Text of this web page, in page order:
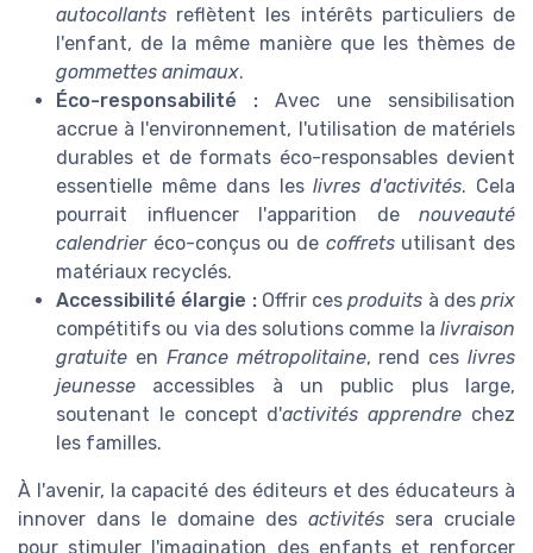
autocollants reflètent les intérêts particuliers de
l'enfant, de la même manière que les thèmes de
gommettes animaux.
Éco-responsabilité : Avec une sensibilisation
accrue à l'environnement, l'utilisation de matériels
durables et de formats éco-responsables devient
essentielle même dans leslivres d'activités. Cela
pourrait influencer l'apparition de nouveauté
calendrieréco-conçus ou de coffretsutilisant des
matériaux recyclés.
Accessibilité élargie :Offrir cesproduits à des prix
compétitifs ou via des solutions comme la livraison
gratuite en France métropolitaine, rend ceslivres
jeunesse accessibles à un public plus large,
soutenant le concept d'activités apprendre chez
les familles.
À l'avenir, la capacité des éditeurs et des éducateurs à
innover dans le domaine des activités sera cruciale
pour stimuler l'imagination des enfants et renforcer